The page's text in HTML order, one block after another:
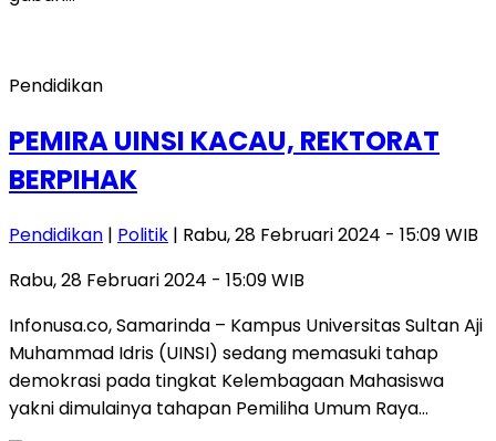
Pendidikan
PEMIRA UINSI KACAU, REKTORAT
BERPIHAK
Pendidikan | Politik | Rabu, 28 Februari 2024 - 15:09 WIB
Rabu, 28 Februari 2024 - 15:09 WIB
Infonusa.co, Samarinda – Kampus Universitas Sultan Aji
Muhammad Idris (UINSI) sedang memasuki tahap
demokrasi pada tingkat Kelembagaan Mahasiswa
yakni dimulainya tahapan Pemiliha Umum Raya…